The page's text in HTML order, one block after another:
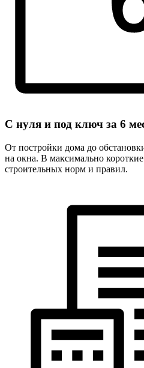
С нуля и под ключ за 6
От постройки дома до
на окна. В максимально
строительных норм и правил.